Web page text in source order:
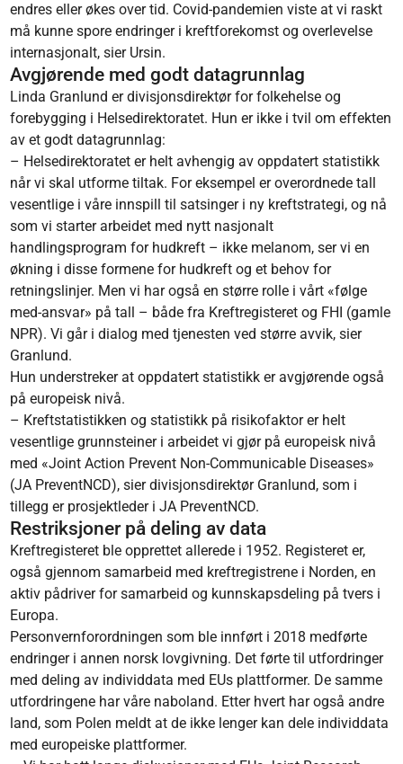
endres eller økes over tid. Covid-pandemien viste at vi raskt
må kunne spore endringer i kreftforekomst og overlevelse
internasjonalt, sier Ursin.
Avgjørende med godt datagrunnlag
Linda Granlund er divisjonsdirektør for folkehelse og
forebygging i Helsedirektoratet. Hun er ikke i tvil om effekten
av et godt datagrunnlag:
– Helsedirektoratet er helt avhengig av oppdatert statistikk
når vi skal utforme tiltak. For eksempel er overordnede tall
vesentlige i våre innspill til satsinger i ny kreftstrategi, og nå
som vi starter arbeidet med nytt nasjonalt
handlingsprogram for hudkreft – ikke melanom, ser vi en
økning i disse formene for hudkreft og et behov for
retningslinjer. Men vi har også en større rolle i vårt «følge
med-ansvar» på tall – både fra Kreftregisteret og FHI (gamle
NPR). Vi går i dialog med tjenesten ved større avvik, sier
Granlund.
Hun understreker at oppdatert statistikk er avgjørende også
på europeisk nivå.
– Kreftstatistikken og statistikk på risikofaktor er helt
vesentlige grunnsteiner i arbeidet vi gjør på europeisk nivå
med «Joint Action Prevent Non-Communicable Diseases»
(JA PreventNCD), sier divisjonsdirektør Granlund, som i
tillegg er prosjektleder i JA PreventNCD.
Restriksjoner på deling av data
Kreftregisteret ble opprettet allerede i 1952. Registeret er,
også gjennom samarbeid med kreftregistrene i Norden, en
aktiv pådriver for samarbeid og kunnskapsdeling på tvers i
Europa.
Personvernforordningen som ble innført i 2018 medførte
endringer i annen norsk lovgivning. Det førte til utfordringer
med deling av individdata med EUs plattformer. De samme
utfordringene har våre naboland. Etter hvert har også andre
land, som Polen meldt at de ikke lenger kan dele individdata
med europeiske plattformer.